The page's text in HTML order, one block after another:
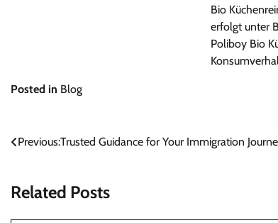
Bio
erfolgt unter
Poliboy Bio
Posted in Blog
Post
Previous:Trusted Guidance for Your Immigration
Related Posts